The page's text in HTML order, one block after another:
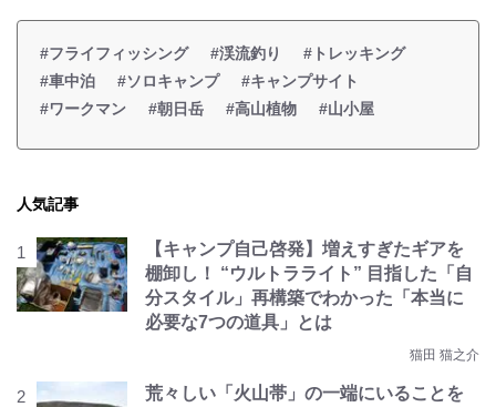
#フライフィッシング #渓流釣り
#トレッキング
#車中泊
#ソロキャンプ
#キャンプサイト
#ワークマン
#朝日岳 #高山植物 #山小屋
人気記事
【キャンプ自己啓発】増えすぎたギアを
棚卸し！ “ウルトラライト” 目指した「自
分スタイル」再構築でわかった「本当に
必要な7つの道具」とは
猫田 猫之介
荒々しい「火山帯」の一端にいることを